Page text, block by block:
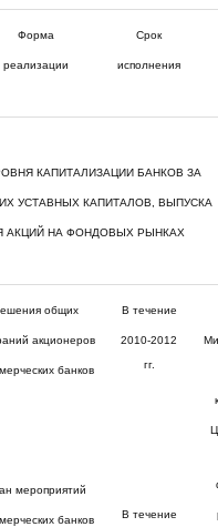
Форма
реализации
Срок
исполнения
КАПИТАЛИЗАЦИИ БАНКОВ ЗА
УСТАВНЫХ КАПИТАЛОВ, ВЫПУСКА
АКЦИЙ НА ФОНДОВЫХ РЫНКАХ
общих
акционеров
банков
мероприятий
банков
В течение
2010-2012
гг.
В течение